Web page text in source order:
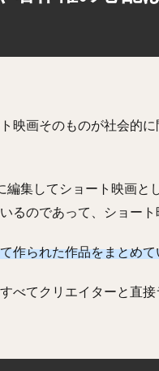
映画そのものが社会的
集してショート映画と
るのであって、ショート
作られた作品をまとめ
べてクリエイターと直